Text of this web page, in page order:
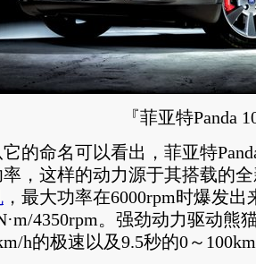
『菲亚特Panda
的命名可以看出，菲亚特
率，这样的动力源于其搭载的
，最大功率在6000rpm时爆发
4350rpm。强劲动力驱动熊
h的极速以及9.5秒的0～